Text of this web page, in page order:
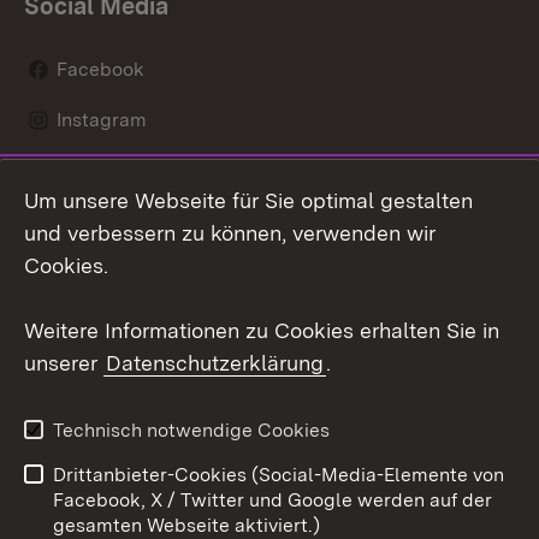
Social Media
Facebook
Instagram
Mastodon
Youtube
Kontakt
Datenschutz
Barrierefreiheit
Impressum Cookies
Um unsere Webseite für Sie optimal gestalten
und verbessern zu können, verwenden wir
Cookies.
Weitere Informationen zu Cookies erhalten Sie in
unserer Datenschutzerklärung.
Technisch notwendige Cookies
Drittanbieter-Cookies (Social-Media-Elemente von
Facebook, X / Twitter und Google werden auf der
gesamten Webseite aktiviert.)